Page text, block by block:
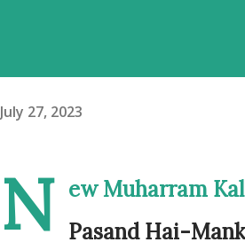
July 27, 2023
N ew Muharram
Pasand Hai-